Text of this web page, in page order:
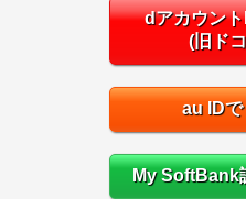
dアカウン
(旧ド
au ID
My SoftBank